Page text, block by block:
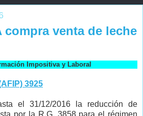
compra venta de leche
Impositiva y Laboral
3925
el 31/12/2016 la reducción de
por la R.G. 3858 para el régimen